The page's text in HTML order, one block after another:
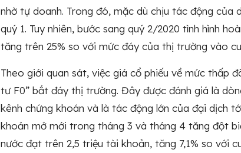
nhờ tự doanh. Trong đó, mặc dù chịu tác động
quý 1. Tuy nhiên, bước sang quý 2/2020 tình hình
tăng trên 25% so với mức đáy của thị trường vào
Theo giới quan sát, việc giá cổ phiếu về mức thấp
tư F0” bắt đáy thị trường. Đây được đánh giá là
kênh chứng khoán và là tác động lớn của đại dịch
khoản mở mới trong tháng 3 và tháng 4 tăng đột
nước đạt trên 2,5 triệu tài khoản, tăng 7,1% so với